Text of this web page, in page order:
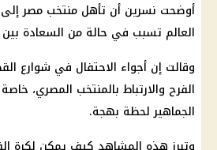
أوضحت نسرين أن تأهل منتخب مصرإلى
العالم تسبب في حالة من السعادة بين
وقالت إن أجواء الاحتفال في شوارع
الفرح والارتباط بالمنتخب المصري،
الجماهير لحظة بهجة.